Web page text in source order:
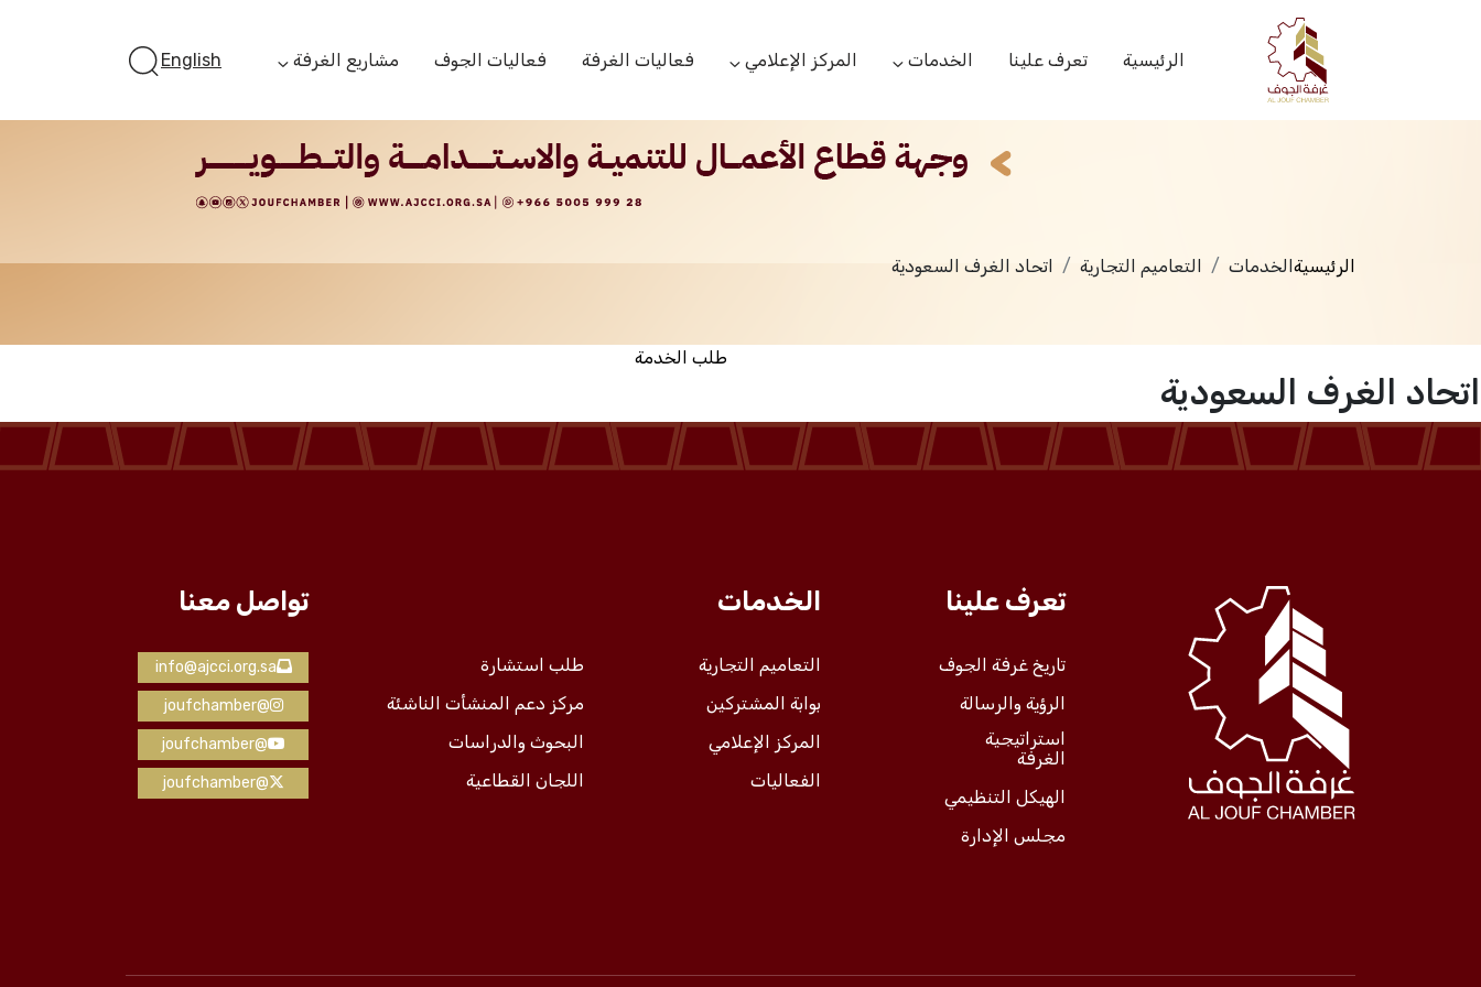
المركز الإعلامي
فعاليات الغرفة
الرئيسية تعرف علينا الخدمات
التعاميم التجارية البحوث والدراسات
بوابة المشتركين
مركز دعم المنشأت الناشئة مكتب الاحتجاج
المركز الإعلامي
الأخبار
الشعار
فعاليات الغرفة فعاليات الجوف مشاريع الغرفة
أستثمر بالجوف
الجوف ستارت أب
English
الخدمات
الرئيسيةالخدمات التعاميم التجارية اتحاد الغرف السعودية
اتحاد الغرف السعودية
طلب الخدمة
تعرف علينا
تاريخ غرفة الجوف
الرؤية والرسالة
استراتيجية
الغرفة
الهيكل التنظيمي
مجلس الإدارة
الخدمات
التعاميم التجارية
طلب استشارة
بوابة المشتركين
مركز دعم المنشأت الناشئة
المركز الإعلامي
البحوث والدراسات
الفعاليات
اللجان القطاعية
تواصل معنا
info@ajcci.org.sa
@joufchamber
@joufchamber
@joufchamber